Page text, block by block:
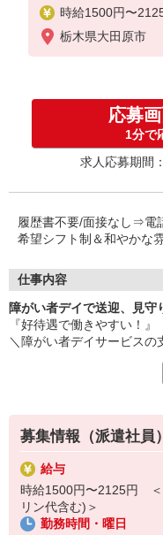
時給1500円〜
全支給(ガソリン代
栃木県大田原市
応募
1分で
求人応募期間
履歴書不要/面接なし⇒電
希望シフト制＆和やかな
仕事内容
障がい者デイで送迎、見
『好待遇で働きやすい！』
＼障がい者デイサービスの
・生活サポート（必要に
利用者さんとお話をする
先輩スタッフが一から教
まずは、できることから始
募集情報（派遣社員）
給与
時給1500円〜2125円 ＜
リン代含む)＞
勤務時間・曜日